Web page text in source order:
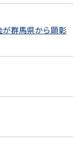
群馬県から顕彰